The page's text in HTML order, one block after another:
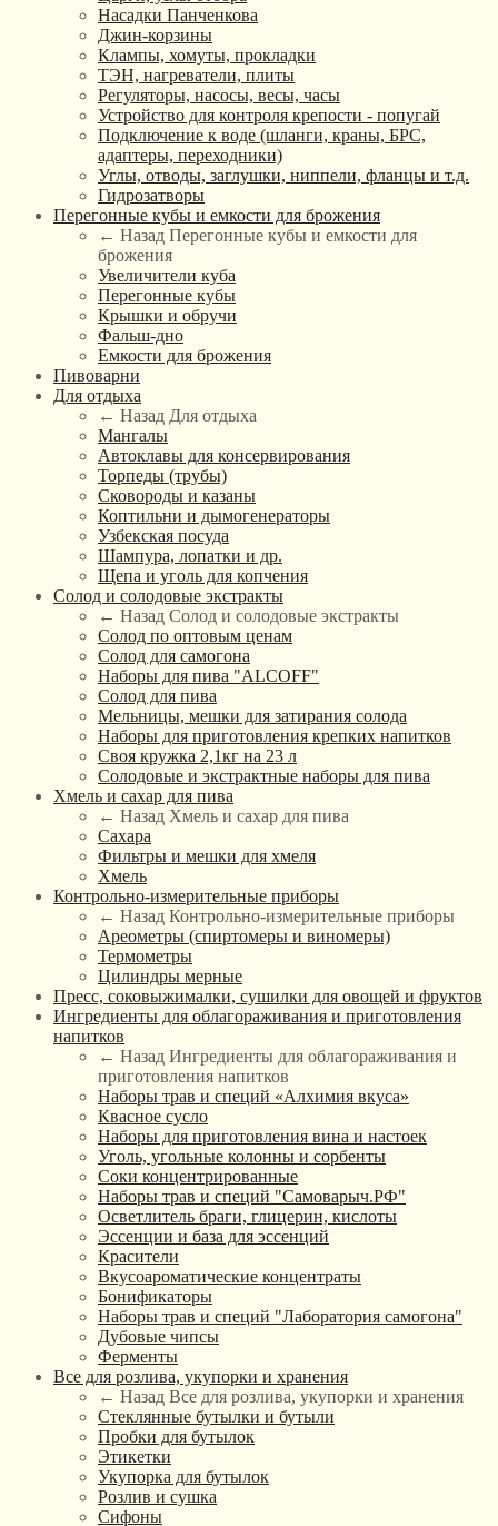
Насадки Панченкова
Джин-корзины
Клампы, хомуты, прокладки
ТЭН, нагреватели, плиты
Регуляторы, насосы, весы, часы
Устройство для контроля крепости - попугай
Подключение к воде (шланги, краны, БРС,
адаптеры, переходники)
Углы, отводы, заглушки, ниппели, фланцы и т.д.
Гидрозатворы
Перегонные кубы и емкости для брожения
← Назад Перегонные кубы и емкости для
брожения
Увеличители куба
Перегонные кубы
Крышки и обручи
Фальш-дно
Емкости для брожения
Пивоварни
Для отдыха
← Назад Для отдыха
Мангалы
Автоклавы для консервирования
Торпеды (трубы)
Сковороды и казаны
Коптильни и дымогенераторы
Узбекская посуда
Шампура, лопатки и др.
Щепа и уголь для копчения
Солод и солодовые экстракты
← Назад Солод и солодовые экстракты
Солод по оптовым ценам
Солод для самогона
Наборы для пива "ALCOFF"
Солод для пива
Мельницы, мешки для затирания солода
Наборы для приготовления крепких напитков
Своя кружка 2,1кг на 23 л
Солодовые и экстрактные наборы для пива
Хмель и сахар для пива
← Назад Хмель и сахар для пива
Сахара
Фильтры и мешки для хмеля
Хмель
Контрольно-измерительные приборы
← Назад Контрольно-измерительные приборы
Ареометры (спиртомеры и виномеры)
Термометры
Цилиндры мерные
Пресс, соковыжималки, сушилки для овощей и фруктов
Ингредиенты для облагораживания и приготовления
напитков
← Назад Ингредиенты для облагораживания и
приготовления напитков
Наборы трав и специй «Алхимия вкуса»
Квасное сусло
Наборы для приготовления вина и настоек
Уголь, угольные колонны и сорбенты
Соки концентрированные
Наборы трав и специй "Самоварыч.РФ"
Осветлитель браги, глицерин, кислоты
Эссенции и база для эссенций
Красители
Вкусоароматические концентраты
Бонификаторы
Наборы трав и специй "Лаборатория самогона"
Дубовые чипсы
Ферменты
Все для розлива, укупорки и хранения
← Назад Все для розлива, укупорки и хранения
Стеклянные бутылки и бутыли
Пробки для бутылок
Этикетки
Укупорка для бутылок
Розлив и сушка
Сифоны